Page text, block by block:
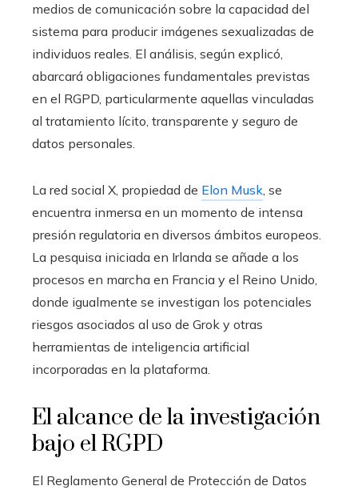
medios de comunicación sobre la capacidad del
sistema para producir imágenes sexualizadas de
individuos reales. El análisis, según explicó,
abarcará obligaciones fundamentales previstas
en el RGPD, particularmente aquellas vinculadas
al tratamiento lícito, transparente y seguro de
datos personales.
La red social X, propiedad de Elon Musk, se
encuentra inmersa en un momento de intensa
presión regulatoria en diversos ámbitos europeos.
La pesquisa iniciada en Irlanda se añade a los
procesos en marcha en Francia y el Reino Unido,
donde igualmente se investigan los potenciales
riesgos asociados al uso de Grok y otras
herramientas de inteligencia artificial
incorporadas en la plataforma.
El alcance de la investigación
bajo el RGPD
El Reglamento General de Protección de Datos